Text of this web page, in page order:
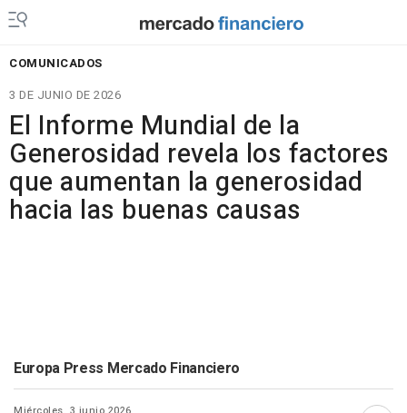
COMUNICADOS
3 DE JUNIO DE 2026
El Informe Mundial de la
Generosidad revela los factores
que aumentan la generosidad
hacia las buenas causas
Europa Press Mercado Financiero